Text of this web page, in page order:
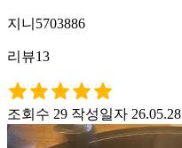
지니5703886
리뷰13
조회수 29 작성일자 26.05.28